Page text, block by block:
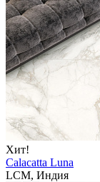
Хит!
Calacatta Luna
LCM, Индия